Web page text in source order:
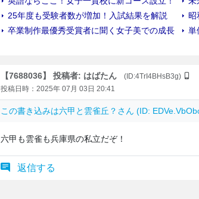
【7688036】 投稿者: はばたん
(ID:4TrI4BHsB3g)
投稿日時：2025年 07月 03日 20:41
この書き込みは六甲と雲雀丘？ さん (ID:
六甲も雲雀も兵庫県の私立だぞ！
返信する